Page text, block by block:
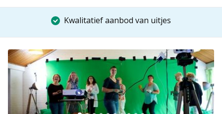
Kwalitatief aanbod van uitjes